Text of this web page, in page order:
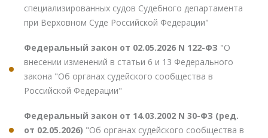
специализированных судов Судебного департамента
при Верховном Суде Российской Федерации"
Федеральный закон от 02.05.2026 N 122-ФЗ "О
внесении изменений в статьи 6 и 13 Федерального
закона "Об органах судейского сообщества в
Российской Федерации"
Федеральный закон от 14.03.2002 N 30-ФЗ (ред.
от 02.05.2026) "Об органах судейского сообщества в